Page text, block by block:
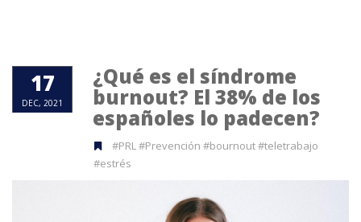
17
DEC, 2021
¿Qué es el síndrome
burnout? El 38% de los
españoles lo padecen?
#PRL #Prevención #bournout #teletrabajo
#estrés